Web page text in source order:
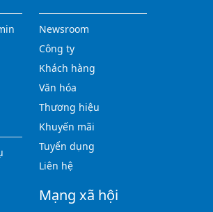
Newsroom
Công ty
Khách hàng
Văn hóa
Thương hiệu
Khuyến mãi
Tuyển dụng
Liên hệ
Mạng xã hội